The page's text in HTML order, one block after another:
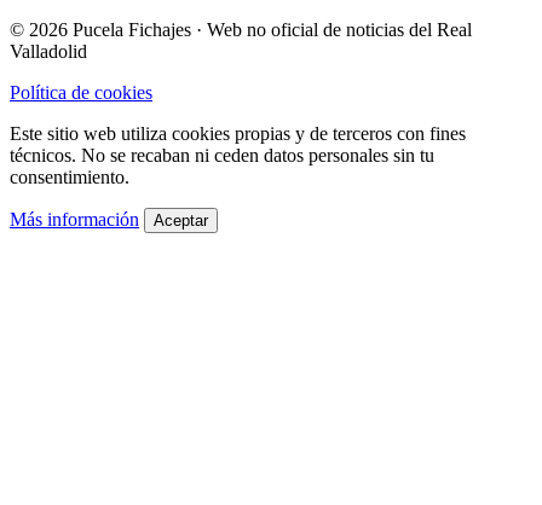
© 2026 Pucela Fichajes · Web no oficial de noticias del Real
Valladolid
Política de cookies
Este sitio web utiliza cookies propias y de terceros con fines
técnicos. No se recaban ni ceden datos personales sin tu
consentimiento.
Más información Aceptar